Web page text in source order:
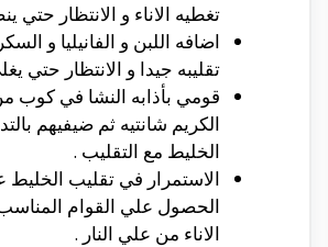
تغطيه الاناء و الانتظار حتي
اضافه اللبن و الفانيليا و
تقليبه جيدا و الانتظار حتي
قومي بأذابه النشا في كوب
الكريم شانتيه ثم ضيفيهم
الخليط مع التقليب .
الاستمرار في تقليب الخليط
الحصول علي القوام
الاناء من علي النار .